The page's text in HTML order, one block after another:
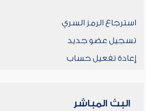
استرجاع الرمز السري
تسجيل عضو جديد
إعادة تفعيل حساب
البث المباشر